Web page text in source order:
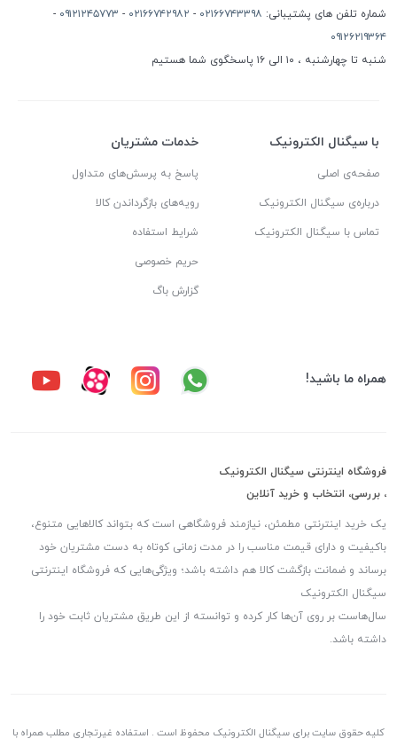
شماره تلفن های پشتیبانی: ۰۲۱۶۶۷۴۳۳۹۸ - ۰۲۱۶۶۷۴۲۹۸۲ - ۰۹۱۲۱۲۴۵۷۷۳ -
۰۹۱۲۶۲۱۹۳۶۴
شنبه تا چهارشنبه ، ۱۰ الی ۱۶ پاسخگوی شما هستیم
با سیگنال الکترونیک
صفحه‌ی اصلی
درباره‌ی سیگنال الکترونیک
تماس با سیگنال الکترونیک
خدمات مشتریان
پاسخ به پرسش‌های متداول
رویه‌های بازگرداندن کالا
شرایط استفاده
حریم خصوصی
گزارش باگ
همراه ما باشید!
فروشگاه اینترنتی سیگنال الکترونیک
، بررسی، انتخاب و خرید آنلاین
یک خرید اینترنتی مطمئن، نیازمند فروشگاهی است که بتواند کالاهایی متنوع،
باکیفیت و دارای قیمت مناسب را در مدت زمانی کوتاه به دست مشتریان خود
برساند و ضمانت بازگشت کالا هم داشته باشد؛ ویژگی‌هایی که فروشگاه اینترنتی
سیگنال الکترونیک
سال‌هاست بر روی آن‌ها کار کرده و توانسته از این طریق مشتریان ثابت خود را
داشته باشد.
کلیه حقوق سایت برای سیگنال الکترونیک محفوظ است . استفاده غیرتجاری مطلب همراه با